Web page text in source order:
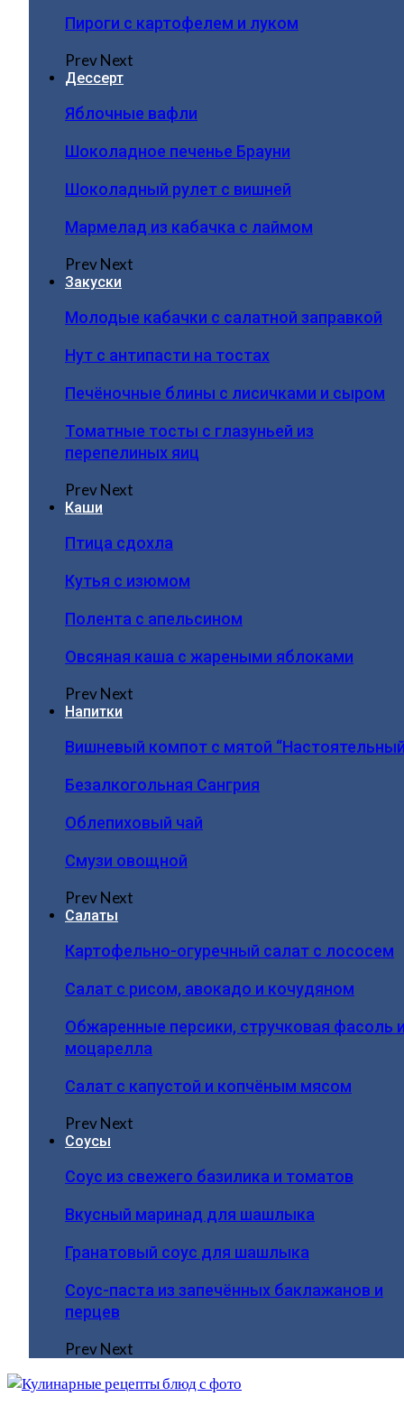
Пироги c картофелем и луком
PrevNext
Дессерт
Яблочные вафли
Шоколадное печенье Брауни
Шоколадный рулет с вишней
Мармелад из кабачка с лаймом
PrevNext
Закуски
Молодые кабачки с салатной заправкой
Нут с антипасти на тостах
Печёночные блины с лисичками и сыром
Томатные тосты с глазуньей из
перепелиных яиц
PrevNext
Каши
Птица сдохла
Кутья с изюмом
Полента с апельсином
Овсяная каша с жареными яблоками
PrevNext
Напитки
Вишневый компот с мятой
Безалкогольная Сангрия
Облепиховый чай
Смузи овощной
PrevNext
Салаты
Картофельно-огуречный салат с лососем
Салат с рисом, авокадо и кочудяном
Обжаренные персики, стручковая фасоль
моцарелла
Салат с капустой и копчёным мясом
PrevNext
Соусы
Соус из свежего базилика и томатов
Вкусный маринад для шашлыка
Гранатовый соус для шашлыка
Соус-паста из запечённых баклажанов и
перцев
PrevNext